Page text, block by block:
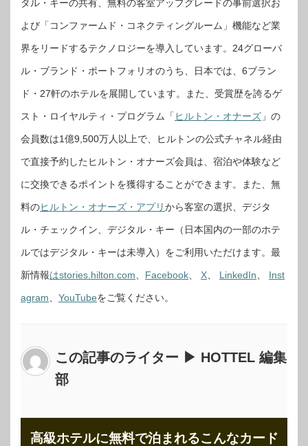
タル・キーの共有、無料の客室アップグレードの事前選択お
よび「コンファームド・コネクティングルーム」機能など業
界をリードするテクノロジーを導入しています。24グローバ
ル・ブランド・ポートフォリオのうち、日本では、6ブラン
ド・27軒のホテルを展開しています。また、受賞歴を誇るゲ
スト・ロイヤルティ・プログラム「 ヒルトン・オナーズ 」の
会員数は1億9,500万人以上で、ヒルトンの公式チャネル経由
で直接予約したヒルトン・オナーズ会員は、宿泊や体験など
に交換できるポイントを獲得することができます。また、無
料のヒルトン・オナーズ・アプリから客室の選択、デジタ
ル・チェックイン、デジタル・キー（日本国内の一部のホテ
ルではデジタル・キーは未導入）をご利用いただけます。最
新情報はstories.hilton.com Facebook X LinkedIn Inst
agram YouTubeをご覧ください。
この記事のライター ▶ HOTTEL 編集
部
高級ホテルに無料で泊まれるこんなカード